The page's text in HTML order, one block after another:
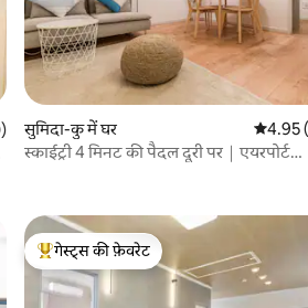
से 4.91, 160 समीक्षाएँ
सुमिदा-कु में घर औसत4.95
स्काईट्री 4 मिनट की पैदल दूरी पर｜एयरपोर्ट
गेस्ट्स का टॉप फ़ेवरेट
गेस्ट्स की फ़ेवरेट